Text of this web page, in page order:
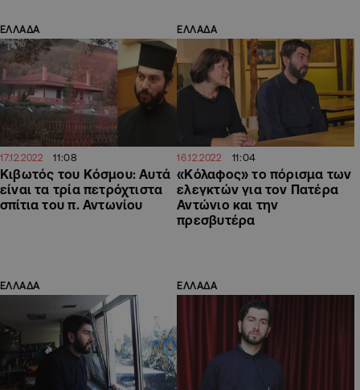
ΕΛΛΑΔΑ
17.12.2022 11:08
Κιβωτός του Κόσμου: Αυτά
είναι τα τρία πετρόχτιστα
σπίτια του π. Αντωνίου
ΕΛΛΑΔΑ
16.12.2022 11:04
«Κόλαφος» το πόρισμα των
ελεγκτών για τον Πατέρα
Αντώνιο και την
πρεσβυτέρα
ΕΛΛΑΔΑ ΕΛΛΑΔΑ